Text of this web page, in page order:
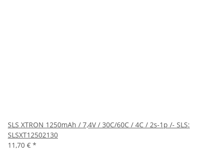
SLS XTRON 1250mAh / 7,4V / 30C/60C / 4C / 2s-1p /- SLS:
SLSXT12502130
11,70 € *